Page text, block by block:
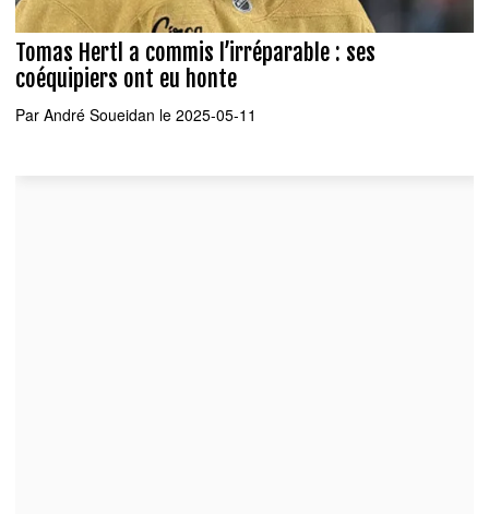
Tomas Hertl a commis l’irréparable : ses
coéquipiers ont eu honte
Par André Soueidan le 2025-05-11